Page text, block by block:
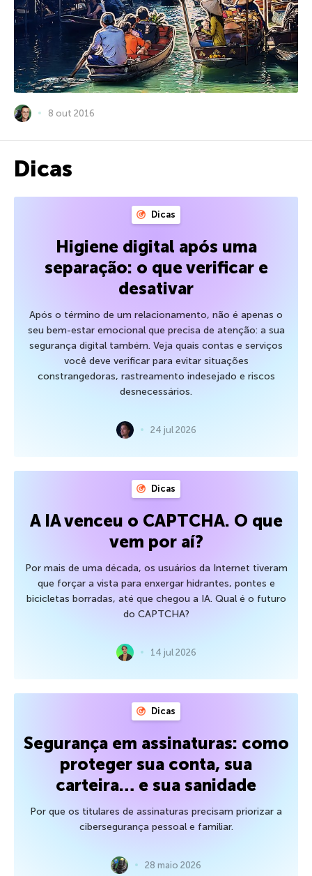
8 out 2016
Dicas
Dicas
Higiene digital após uma
separação: o que verificar e
desativar
Após o término de um relacionamento, não é apenas o
seu bem-estar emocional que precisa de atenção: a sua
segurança digital também. Veja quais contas e serviços
você deve verificar para evitar situações
constrangedoras, rastreamento indesejado e riscos
desnecessários.
24 jul 2026
Dicas
A IA venceu o CAPTCHA. O que
vem por aí?
Por mais de uma década, os usuários da Internet tiveram
que forçar a vista para enxergar hidrantes, pontes e
bicicletas borradas, até que chegou a IA. Qual é o futuro
do CAPTCHA?
14 jul 2026
Dicas
Segurança em assinaturas: como
proteger sua conta, sua
carteira… e sua sanidade
Por que os titulares de assinaturas precisam priorizar a
cibersegurança pessoal e familiar.
28 maio 2026